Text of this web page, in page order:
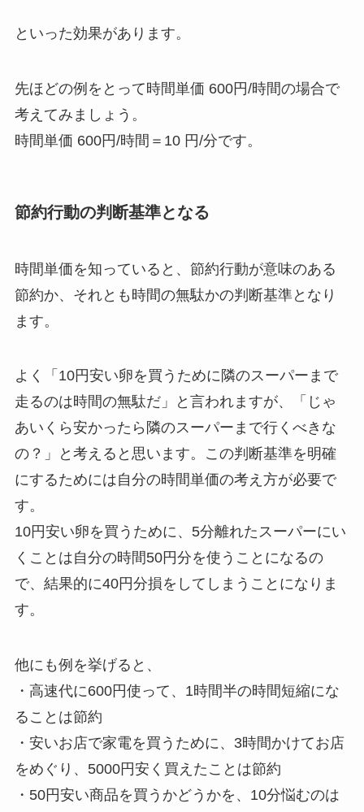
といった効果があります。
先ほどの例をとって時間単価 600円/時間の場合で
考えてみましょう。
時間単価 600円/時間＝10 円/分です。
節約行動の判断基準となる
時間単価を知っていると、節約行動が意味のある
節約か、それとも時間の無駄かの判断基準となり
ます。
よく「10円安い卵を買うために隣のスーパーまで
走るのは時間の無駄だ」と言われますが、「じゃ
あいくら安かったら隣のスーパーまで行くべきな
の？」と考えると思います。この判断基準を明確
にするためには自分の時間単価の考え方が必要で
す。
10円安い卵を買うために、5分離れたスーパーにい
くことは自分の時間50円分を使うことになるの
で、結果的に40円分損をしてしまうことになりま
す。
他にも例を挙げると、
・高速代に600円使って、1時間半の時間短縮にな
ることは節約
・安いお店で家電を買うために、3時間かけてお店
をめぐり、5000円安く買えたことは節約
・50円安い商品を買うかどうかを、10分悩むのは